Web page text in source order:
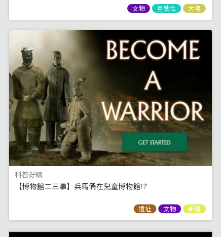
文物 互動性 大陸
科普好讀
【博物館二三事】兵馬俑在兒童博物館!?
遺址 文物 新聞